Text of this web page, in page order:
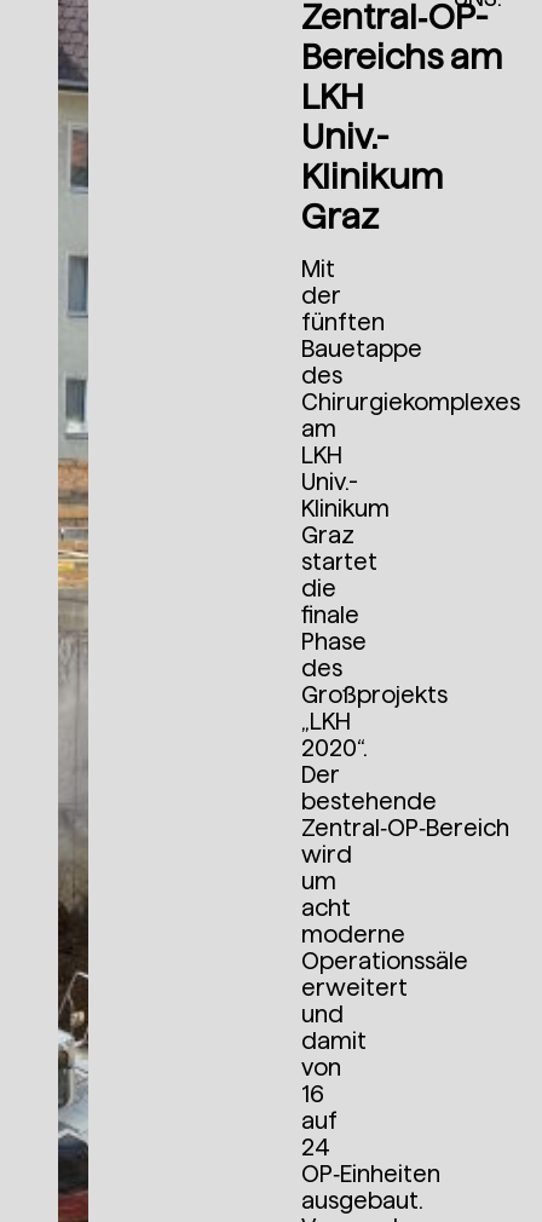
Zentral‑OP-
Bereichs am
LKH
Univ.-
Klinikum
Graz
Mit
der
fünften
Bauetappe
des
Chirurgiekomplexes
am
LKH
Univ.-
Klinikum
Graz
startet
die
finale
Phase
des
Großprojekts
„LKH
2020“.
Der
bestehende
Zentral‑OP‑Bereich
wird
um
acht
moderne
Operationssäle
erweitert
und
damit
von
16
auf
24
OP‑Einheiten
ausgebaut.